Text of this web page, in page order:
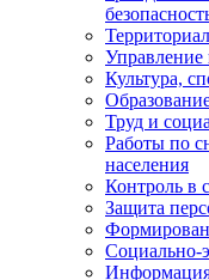
Управление
Культура,
Труд и
Работы по
населения
Контроль в
Защита
Социально-